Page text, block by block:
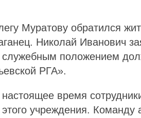
Муратову обратился
Николай Иванович
служебным положением
РГА».
время
учреждения. Команду